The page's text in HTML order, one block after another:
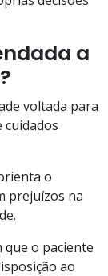
a
voltada para
cuidados
o
prejuízos na
que o paciente
ao